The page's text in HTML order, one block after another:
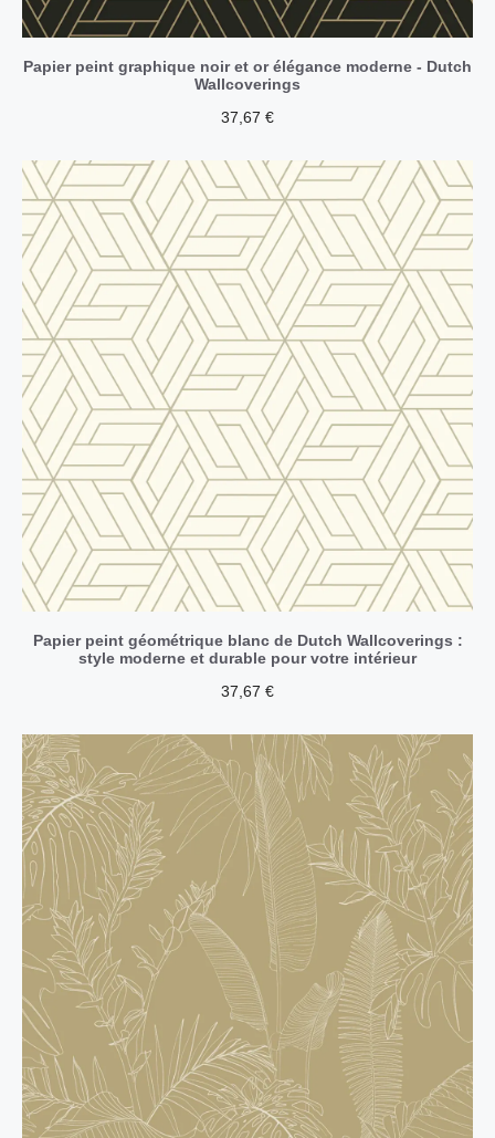
Papier peint graphique noir et or élégance moderne - Dutch
Wallcoverings
37,67 €
Papier peint géométrique blanc de Dutch Wallcoverings :
style moderne et durable pour votre intérieur
37,67 €